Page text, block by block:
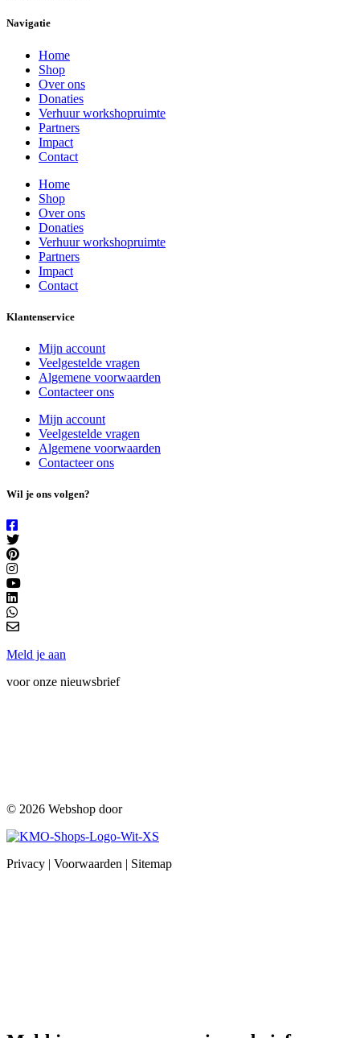
Navigatie
Home
Shop
Over ons
Donaties
Verhuur workshopruimte
Partners
Impact
Contact
Home
Shop
Over ons
Donaties
Verhuur workshopruimte
Partners
Impact
Contact
Klantenservice
Mijn account
Veelgestelde vragen
Algemene voorwaarden
Contacteer ons
Mijn account
Veelgestelde vragen
Algemene voorwaarden
Contacteer ons
Wil je ons volgen?
Meld je aan
voor onze nieuwsbrief
© 2026 Webshop door
Privacy | Voorwaarden | Sitemap